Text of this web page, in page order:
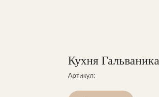
Кухня Гальваника
Артикул: